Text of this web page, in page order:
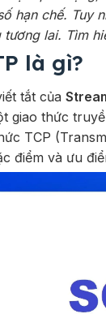
hạn chế. Tuy
tương lai. Tìm
là gì?
tắt của
giao thức
TCP
điểm và ưu